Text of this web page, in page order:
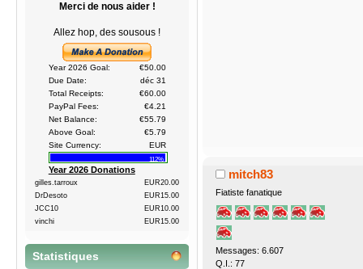
Merci de nous aider !
Allez hop, des sousous !
Year 2026 Goal:
€50.00
Due Date:
déc 31
Total Receipts:
€60.00
PayPal Fees:
€4.21
Net Balance:
€55.79
Above Goal:
€5.79
Site Currency:
EUR
112%
Year 2026 Donations
gilles.tarroux
EUR20.00
DrDesoto
EUR15.00
JCC10
EUR10.00
vinchi
EUR15.00
Statistiques
mitch83
Fiatiste fanatique
Messages: 6.607
Q.I.: 77